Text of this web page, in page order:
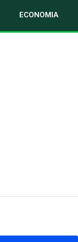
ECONOMIA